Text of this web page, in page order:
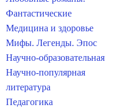
Фантастические
Медицина и здоровье
Мифы. Легенды. Эпос
Научно-образовательная
Научно-популярная
литература
Педагогика